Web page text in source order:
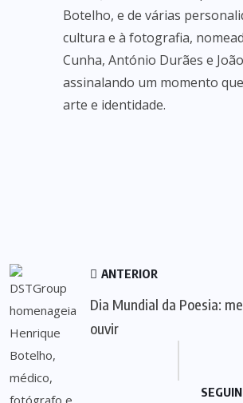
Botelho, e de várias
cultura e à fotografia,
Cunha, António Durães e
assinalando um momento
arte e identidade.
ANTERIOR
Dia Mundial da Poesia:
ouvir